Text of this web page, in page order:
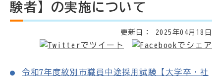
験者】の実施について
更新日： 2025年04月18日
令和7年度紋別市職員中途採用試験【大学卒・社